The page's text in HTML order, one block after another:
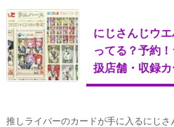
にじさんじウ
ってる？予約
扱店舗・収録
推しライバーのカードが手に入るにじ